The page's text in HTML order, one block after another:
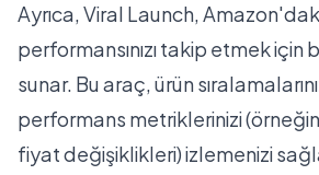
Ayrıca, Viral Launch,
performansınızı takip etmek için
sunar. Bu araç, ürün
performans metriklerinizi
fiyat değişiklikleri) izlemenizi